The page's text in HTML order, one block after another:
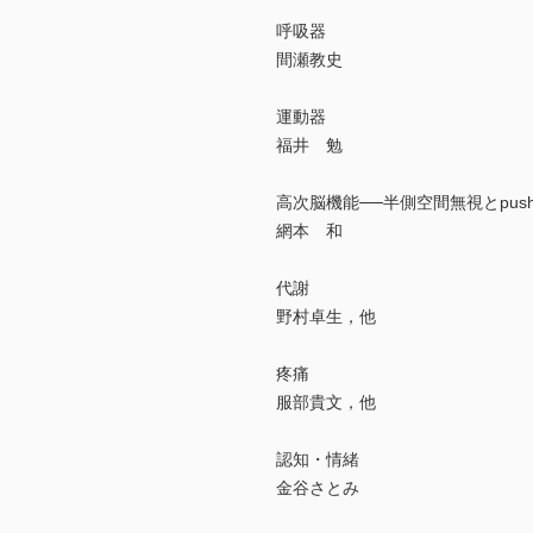
呼吸器
間瀬教史
運動器
福井 勉
高次脳機能──半側空間無視と
網本 和
代謝
野村卓生，他
疼痛
服部貴文，他
認知・情緒
金谷さとみ